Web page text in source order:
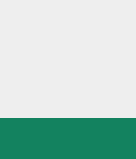
Как